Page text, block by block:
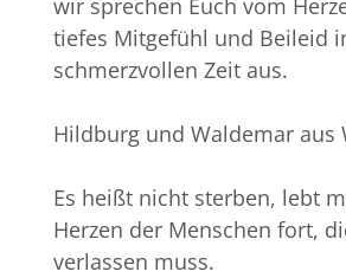
wir sprechen Euch vom
tiefes Mitgefühl und Beileid
schmerzvollen Zeit aus.
Hildburg und Waldemar aus
Es heißt nicht sterben, lebt
Herzen der Menschen fort,
verlassen muss.